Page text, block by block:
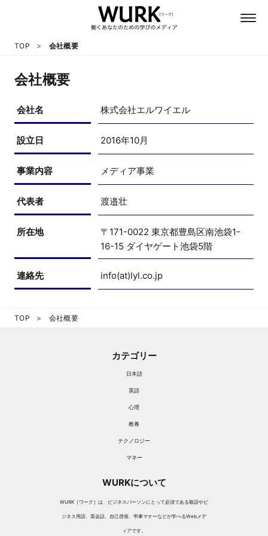
日本語
英語
教養
テクノロジー
マネー
TOP 会社概要
会社概要
会社名 株式会社エルワイエル
設立日 2016年10月
事業内容 メディア事業
代表者 渡邉壮
所在地
〒171-0022 東京都豊島区南池袋1-
16-15 ダイヤゲート池袋5階
連絡先 info(at)lyl.co.jp
TOP 会社概要
カテゴリー
日本語
英語
心理
教養
テクノロジー
マネー
WURKについて
WURK［ワーク］は、ビジネスパーソンにとって必須である敬語やビ
ジネス用語、英会話、自己啓発、弔事マナーなどが学べるWebメデ
ィアです。